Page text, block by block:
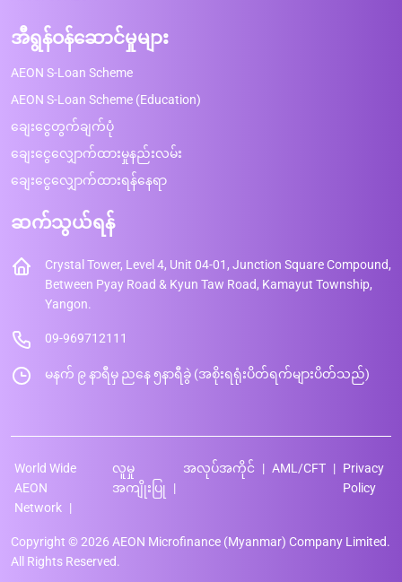
အီရွန်ဝန်ဆောင်မှုများ
AEON S-Loan Scheme
AEON S-Loan Scheme (Education)
ချေးငွေတွက်ချက်ပုံ
ချေးငွေလျှောက်ထားမှုနည်းလမ်း
ချေးငွေလျှောက်ထားရန်နေရာ
ဆက်သွယ်ရန်
Crystal Tower, Level 4, Unit 04-01, Junction Square Compound,
Between Pyay Road & Kyun Taw Road, Kamayut Township,
Yangon.
09-969712111
မနက် ၉ နာရီမှ ညနေ ၅နာရီခွဲ (အစိုးရရုံးပိတ်ရက်များပိတ်သည်)
Copyright © 2026 AEON Microfinance (Myanmar) Company Limited.
All Rights Reserved.
World Wide
AEON
Network
လူမှု
အကျိုးပြု
အလုပ်အကိုင် AML/CFT
Privacy
Policy